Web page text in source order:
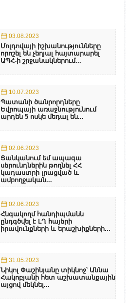
03.08.2023
Մոլդովայի իշխանությունները
որոշել են չեղյալ հայտարարել
ԱՊՀ-ի շրջանակներում...
10.07.2023
Պատանի ծանրորդները
Եվրոպայի առաջնությունում
արդեն 5 ոսկե մեդալ են...
02.06.2023
Ցանկանում եմ ապագա
սերունդներին թողնել ՀՀ
կադաստրի լրացված և
ամբողջական...
02.06.2023
Հնգակողմ հանդիպմանն
ընդգծվել է ԼՂ հայերի
իրավունքների և երաշխիքների...
31.05.2023
Նիկոլ Փաշինյանը տիկնոջ՝ Աննա
Հակոբյանի հետ աշխատանքային
այցով մեկնել...